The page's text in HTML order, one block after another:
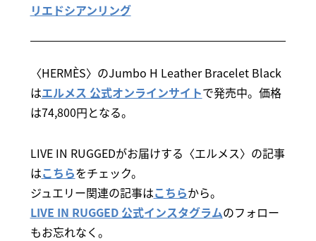
リエドシアンリング
〈HERMÈS〉のJumbo H Leather Bracelet Black
はエルメス 公式オンラインサイトで発売中。価格
は74,800円となる。
LIVE IN RUGGEDがお届けする〈エルメス〉の記事
はこちらをチェック。
ジュエリー関連の記事はこちらから。
LIVE IN RUGGED 公式インスタグラムのフォロー
もお忘れなく。